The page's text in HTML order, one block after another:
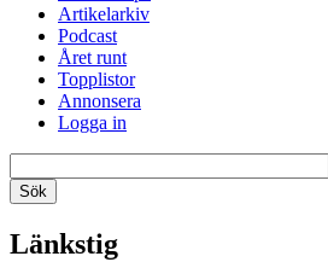
Artikelarkiv
Podcast
Året runt
Topplistor
Annonsera
Logga in
Länkstig